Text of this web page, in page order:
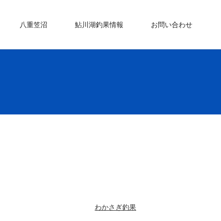
八重笠沼 鮎川湖釣果情報 お問い合わせ
わかさぎ釣果